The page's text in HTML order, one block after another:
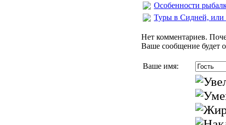
Особенности
Туры в Сидней, или
Нет комментариев.
Ваше сообщение будет
Ваше имя: